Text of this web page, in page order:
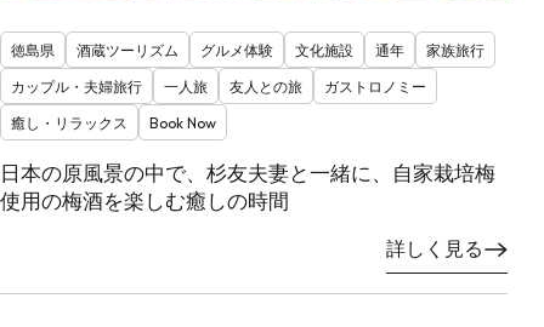
徳島県 酒蔵ツーリズム グルメ体験 文化施設 通年
家族旅行
カップル・夫婦旅行
一人旅 友人との旅
ガストロノミー
癒し・リラックス
Book Now
日本の原風景の中で、杉友夫妻と一緒に、自家栽培梅
使用の梅酒を楽しむ癒しの時間
詳しく見る